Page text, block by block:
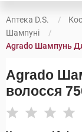
Аптека D.S.
Шампуні
Agrado Шампунь
Agrado
волосся